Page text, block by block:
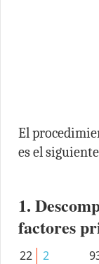
El
es el
1.
factores
22
2